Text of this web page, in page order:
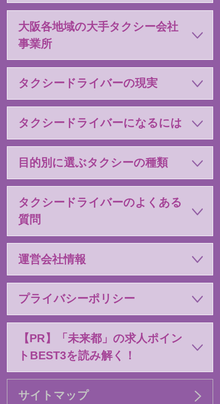
大阪各地域の大手タクシー会社
事業所
タクシードライバーの現実
タクシードライバーになるには
目的別に選ぶタクシーの種類
タクシードライバーのよくある
質問
運営会社情報
プライバシーポリシー
【PR】「未来都」の求人ポイン
トBEST3を読み解く！
サイトマップ